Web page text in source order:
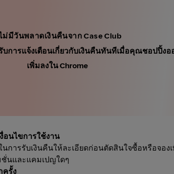
ม่มีวันพลาดเงินคืนจาก Case Club
บการแจ้งเตือนเกี่ยวกับเงินคืนทันทีเมื่อคุณชอปปิ้ง
เพิ่มลงใน Chrome
อนไขการใช้งาน
การรับเงินคืนให้ละเอียดก่อนตัดสินใจซื้อหรือจอ
ชั่นและแคมเปญใดๆ
ครั้ง